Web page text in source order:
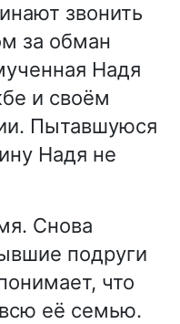
звонить
за обман
Надя
и своём
Пытавшуюся
Надя не
Снова
подруги
что
её семью.